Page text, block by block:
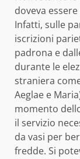
doveva
Infatti, sulle
iscrizioni
padrona e
durante le
straniera
Aeglae e
momento
il servizio
da vasi per
fredde. Si